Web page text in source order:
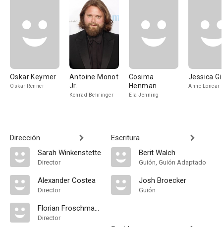
Oskar Keymer
Oskar Renner
Antoine Monot
Jr.
Konrad Behringer
Cosima
Henman
Ela Jenning
Jessica
Anne Loncar
Dirección
Sarah Winkenstette
Director
Alexander Costea
Director
Florian Froschmayer
Director
Escritura
Berit Walch
Guión, Guión Adaptado
Josh Broecker
Guión